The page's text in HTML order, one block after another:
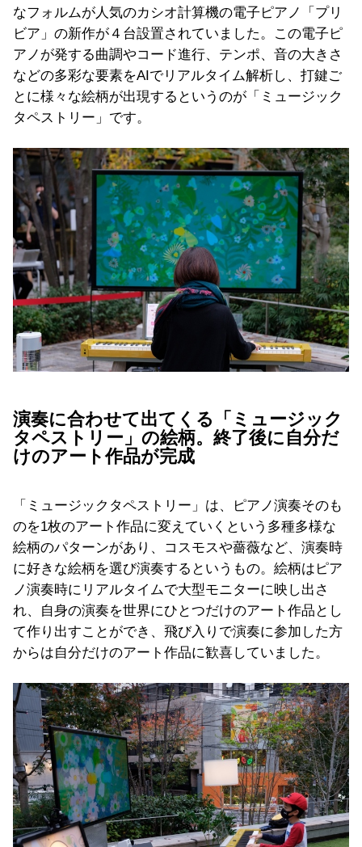
なフォルムが人気のカシオ計算機の電子ピアノ「プリ
ビア」の新作が４台設置されていました。この電子ピ
アノが発する曲調やコード進行、テンポ、音の大きさ
などの多彩な要素をAIでリアルタイム解析し、打鍵ご
とに様々な絵柄が出現するというのが「ミュージック
タペストリー」です。
演奏に合わせて出てくる「ミュージック
タペストリー」の絵柄。終了後に自分だ
けのアート作品が完成
「ミュージックタペストリー」は、ピアノ演奏そのも
のを1枚のアート作品に変えていくという多種多様な
絵柄のパターンがあり、コスモスや薔薇など、演奏時
に好きな絵柄を選び演奏するというもの。絵柄はピア
ノ演奏時にリアルタイムで大型モニターに映し出さ
れ、自身の演奏を世界にひとつだけのアート作品とし
て作り出すことができ、飛び入りで演奏に参加した方
からは自分だけのアート作品に歓喜していました。